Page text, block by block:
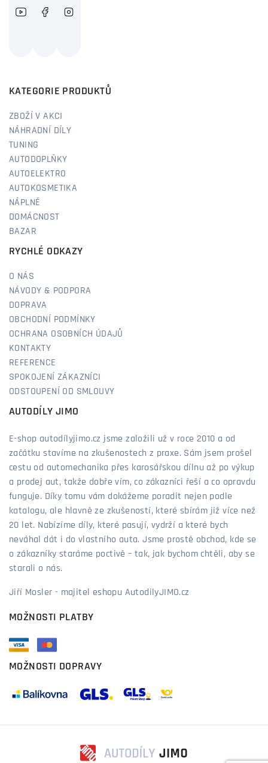
KATEGORIE PRODUKTŮ
ZBOŽÍ V AKCI
NÁHRADNÍ DÍLY
TUNING
AUTODOPLŇKY
AUTOELEKTRO
AUTOKOSMETIKA
NÁPLNĚ
DOMÁCNOST
BAZAR
RYCHLÉ ODKAZY
O NÁS
NÁVODY & PODPORA
DOPRAVA
OBCHODNÍ PODMÍNKY
OCHRANA OSOBNÍCH ÚDAJŮ
KONTAKTY
REFERENCE
SPOKOJENÍ ZÁKAZNÍCI
ODSTOUPENÍ OD SMLOUVY
AUTODÍLY JIMO
E-shop autodílyjimo.cz jsme založili už v roce 2010 a od
začátku stavíme na zkušenostech z praxe. Sám jsem prošel
cestu od automechanika přes karosářskou dílnu až po výkup
a prodej aut, takže dobře vím, co zákazníci řeší a co opravdu
funguje. Díky tomu vám dokážeme poradit nejen podle
katalogu, ale hlavně ze zkušeností, které sbírám již více než
20 let. Nabízíme díly, které pasují, vydrží a které bych
neváhal dát i do vlastního auta. Jsme prostě obchod, kde se
o zákazníky staráme poctivě – tak, jak bychom chtěli, aby se
starali o nás.
Jiří Mosler - majitel eshopu AutodilyJIMO.cz
MOŽNOSTI PLATBY
MOŽNOSTI DOPRAVY